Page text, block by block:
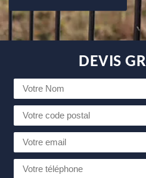
DEVIS